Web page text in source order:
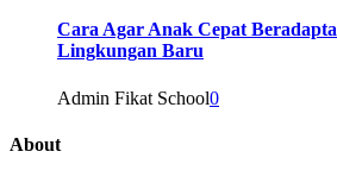
Cara Agar Anak Cepat
Lingkungan Baru
Admin Fikat School0
About